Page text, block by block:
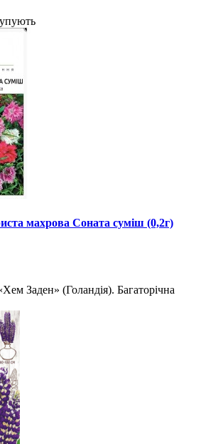
махрова Соната суміш (0,2г)
Заден» (Голандія). Багаторічна